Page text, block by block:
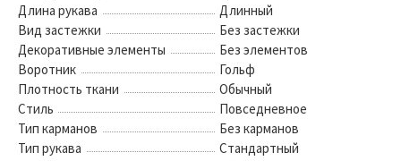
Длина рукава
Длинный
Вид застежки
Без застежки
Декоративные элементы
Без элементов
Воротник
Гольф
Плотность ткани
Обычный
Стиль
Повседневное
Тип карманов
Без карманов
Тип рукава
Стандартный